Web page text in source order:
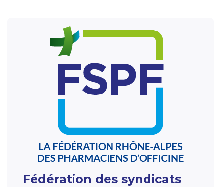
Fédération des syndicats